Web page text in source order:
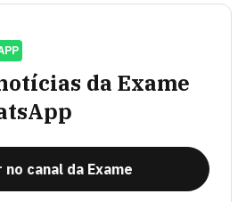
da Exame
no canal da Exame